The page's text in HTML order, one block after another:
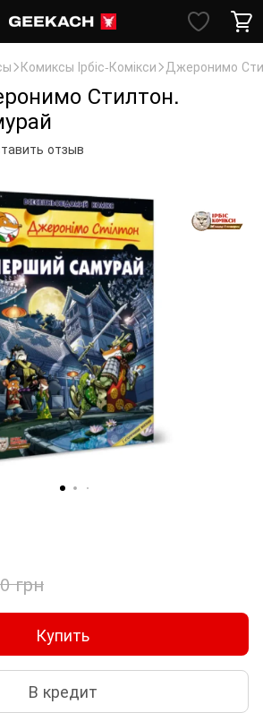
Комиксы Ірбіс-Комікси Джеронимо
Стилтон.
отзыв
грн
Купить
В кредит